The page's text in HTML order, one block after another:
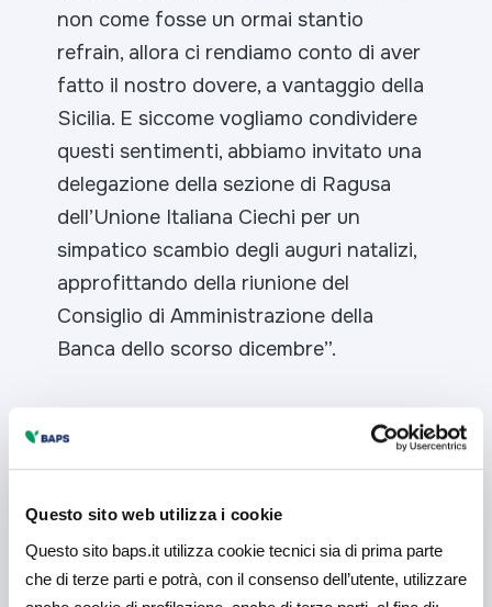
Questo sito web utilizza i cookie
Questo sito baps.it utilizza cookie tecnici sia di prima parte
che di terze parti e potrà, con il consenso dell’utente, utilizzare
non come fosse un ormai stantio
refrain, allora ci rendiamo conto di aver
fatto il nostro dovere, a vantaggio della
Sicilia. E siccome vogliamo condividere
questi sentimenti, abbiamo invitato una
delegazione della sezione di Ragusa
dell’Unione Italiana Ciechi per un
simpatico scambio degli auguri natalizi,
approfittando della riunione del
Consiglio di Amministrazione della
Banca dello scorso dicembre”.